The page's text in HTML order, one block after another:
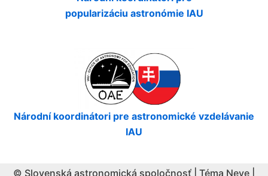
popularizáciu astronómie IAU
Národní koordinátori pre astronomické vzdelávanie
IAU
© Slovenská astronomická spoločnosť | Téma Neve